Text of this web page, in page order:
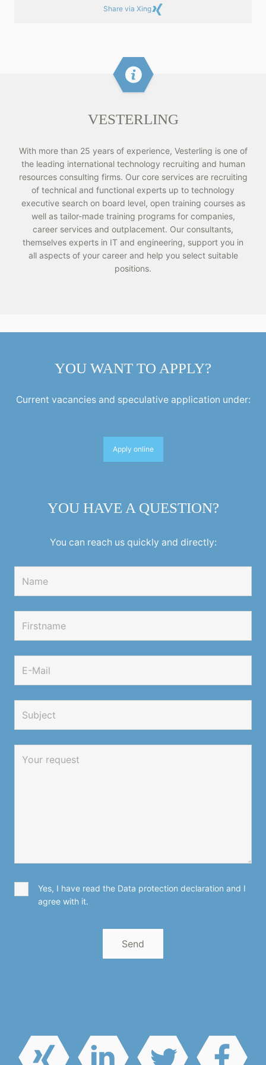
Share via Xing
VESTERLING
With more than 25 years of experience, Vesterling is one of
the leading international technology recruiting and human
resources consulting firms. Our core services are recruiting
of technical and functional experts up to technology
executive search on board level, open training courses as
well as tailor-made training programs for companies,
career services and outplacement. Our consultants,
themselves experts in IT and engineering, support you in
all aspects of your career and help you select suitable
positions.
YOU WANT TO APPLY?
Current vacancies and speculative application under:
Apply online
YOU HAVE A QUESTION?
You can reach us quickly and directly:
Yes, I have read the Data protection declaration and I
agree with it.